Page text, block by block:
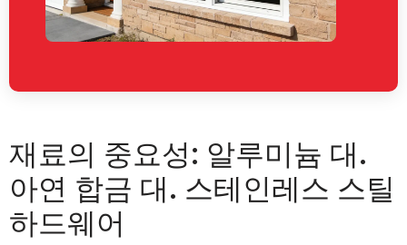
재료의 중요성: 알루미늄 대.
아연 합금 대. 스테인레스 스틸
하드웨어